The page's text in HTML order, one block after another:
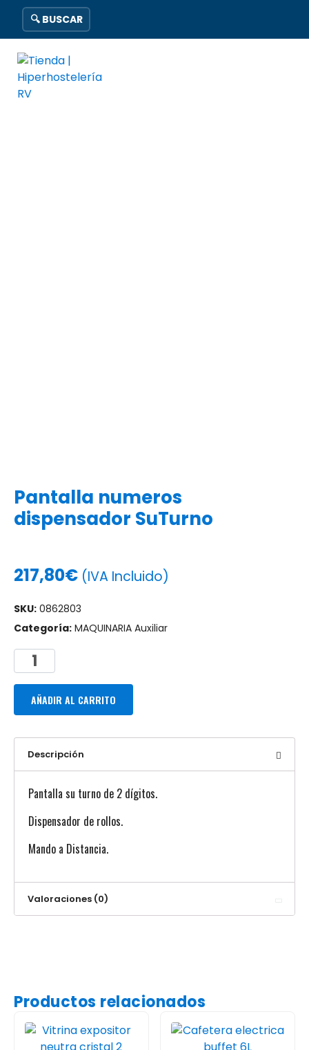
🔍 BUSCAR
Pantalla numeros
dispensador SuTurno
217,80€ (IVA Incluido)
SKU: 0862803
Categoría: MAQUINARIA Auxiliar
AÑADIR AL CARRITO
Descripción
Pantalla su turno de 2 dígitos.
Dispensador de rollos.
Mando a Distancia.
Valoraciones (0)
Productos relacionados